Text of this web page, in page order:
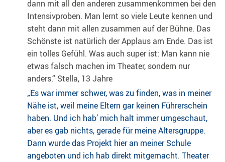
dann mit all den anderen zusammenkommen bei den
Intensivproben. Man lernt so viele Leute kennen und
steht dann mit allen zusammen auf der Bühne. Das
Schönste ist natürlich der Applaus am Ende. Das ist
ein tolles Gefühl. Was auch super ist: Man kann nie
etwas falsch machen im Theater, sondern nur
anders.“ Stella, 13 Jahre
„Es war immer schwer, was zu finden, was in meiner
Nähe ist, weil meine Eltern gar keinen Führerschein
haben. Und ich hab’ mich halt immer umgeschaut,
aber es gab nichts, gerade für meine Altersgruppe.
Dann wurde das Projekt hier an meiner Schule
angeboten und ich hab direkt mitgemacht. Theater